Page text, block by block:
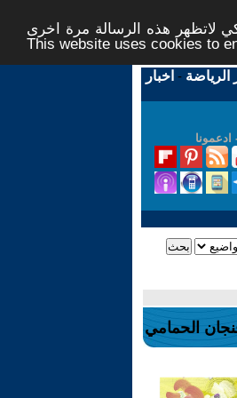
لاتظهر هذه الرسالة مرة اخرى -
This website uses cookies to
الرياضة - اخبار
ادعمونا
الحمامي